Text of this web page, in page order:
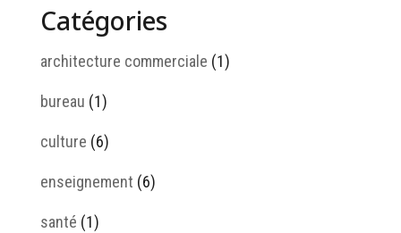
Catégories
architecture commerciale (1)
bureau (1)
culture (6)
enseignement (6)
santé (1)